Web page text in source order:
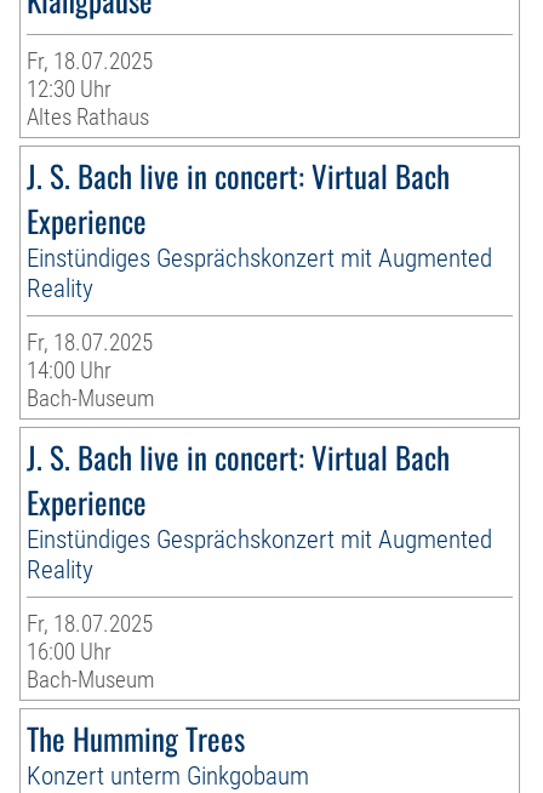
Fr, 18.07.2025
12:30 Uhr
Altes Rathaus
J. S. Bach live in concert: Virtual Bach
Experience
Einstündiges Gesprächskonzert mit Augmented
Reality
Fr, 18.07.2025
14:00 Uhr
Bach-Museum
J. S. Bach live in concert: Virtual Bach
Experience
Einstündiges Gesprächskonzert mit Augmented
Reality
Fr, 18.07.2025
16:00 Uhr
Bach-Museum
The Humming Trees
Konzert unterm Ginkgobaum